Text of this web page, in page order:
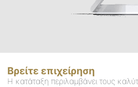
Βρείτε επιχείρηση
Η κατάταξη περιλαμβάνει τους